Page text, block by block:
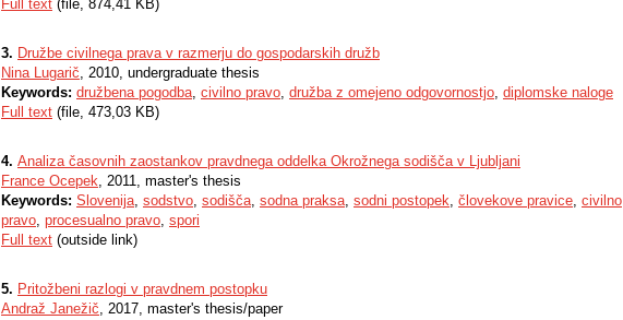
Full text (file, 874,41 KB)
3. Družbe civilnega prava v razmerju do gospodarskih družb
Nina Lugarič, 2010, undergraduate thesis
Keywords: družbena pogodba, civilno pravo, družba z omejeno odgovornostjo, diplomske naloge
Full text (file, 473,03 KB)
4. Analiza časovnih zaostankov pravdnega oddelka Okrožnega sodišča v Ljubljani
France Ocepek, 2011, master's thesis
Keywords: Slovenija, sodstvo, sodišča, sodna praksa, sodni postopek, človekove pravice, civilno
pravo, procesualno pravo, spori
Full text (outside link)
5. Pritožbeni razlogi v pravdnem postopku
Andraž Janežič, 2017, master's thesis/paper